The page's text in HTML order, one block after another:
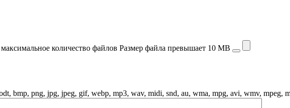
количество файлов Размер файла превышает 10 MB
bmp, png, jpg, jpeg, gif, webp, mp3, wav, midi, snd, au, wma, mpg, avi, wmv, mpeg,